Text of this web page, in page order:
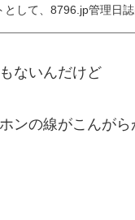
して、8796.jp管理日
ないんだけど
ンの線がこんが